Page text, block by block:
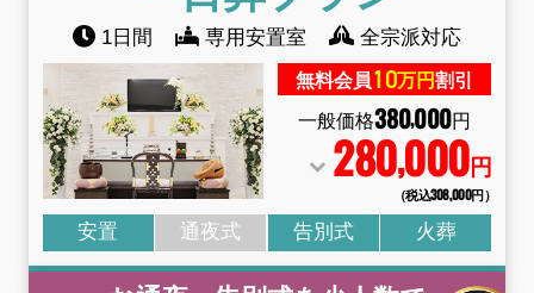
1日間 専用安置室 全宗派対応
無料会員10万円割引
一般価格380,000円
280,000円
（税込308,000円）
安置 通夜式 告別式 火葬